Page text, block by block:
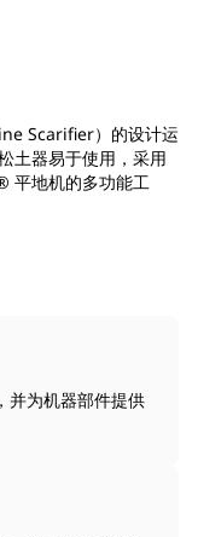
Scarifier）的设计运
土器易于使用，采用
平地机的多功能工
并为机器部件提供